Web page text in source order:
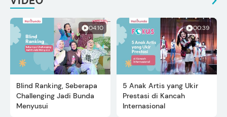
04:10
Blind Ranking, Seberapa
Challenging Jadi Bunda
Menyusui
00:39
5 Anak Artis yang Ukir
Prestasi di Kancah
Internasional